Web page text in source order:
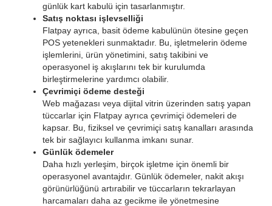
günlük kart kabulü için tasarlanmıştır.
Satış noktası işlevselliği
Flatpay ayrıca, basit ödeme kabulünün ötesine geçen
POS yetenekleri sunmaktadır. Bu, işletmelerin ödeme
işlemlerini, ürün yönetimini, satış takibini ve
operasyonel iş akışlarını tek bir kurulumda
birleştirmelerine yardımcı olabilir.
Çevrimiçi ödeme desteği
Web mağazası veya dijital vitrin üzerinden satış yapan
tüccarlar için Flatpay ayrıca çevrimiçi ödemeleri de
kapsar. Bu, fiziksel ve çevrimiçi satış kanalları arasında
tek bir sağlayıcı kullanma imkanı sunar.
Günlük ödemeler
Daha hızlı yerleşim, birçok işletme için önemli bir
operasyonel avantajdır. Günlük ödemeler, nakit akışı
görünürlüğünü artırabilir ve tüccarların tekrarlayan
harcamaları daha az gecikme ile yönetmesine